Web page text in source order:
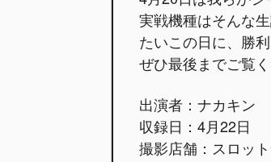
実戦機種はそんな
たいこの日に、勝
ぜひ最後までご覧く
出演者：ナカキン
収録日：4月22日
撮影店舗：スロッ